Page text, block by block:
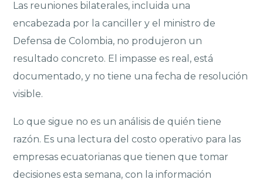
Las reuniones bilaterales, incluida una
encabezada por la canciller y el ministro de
Defensa de Colombia, no produjeron un
resultado concreto. El impasse es real, está
documentado, y no tiene una fecha de resolución
visible.
Lo que sigue no es un análisis de quién tiene
razón. Es una lectura del costo operativo para las
empresas ecuatorianas que tienen que tomar
decisiones esta semana, con la información